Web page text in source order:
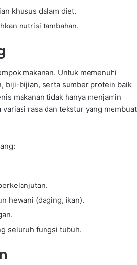
khusus dalam diet.
nutrisi tambahan.
makanan. Untuk memenuhi
biji-bijian, serta sumber protein baik
makanan tidak hanya menjamin
rasa dan tekstur yang membuat
hewani (daging, ikan).
seluruh fungsi tubuh.